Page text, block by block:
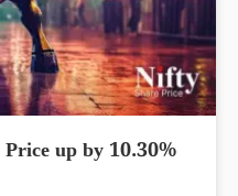
up by 10.30%